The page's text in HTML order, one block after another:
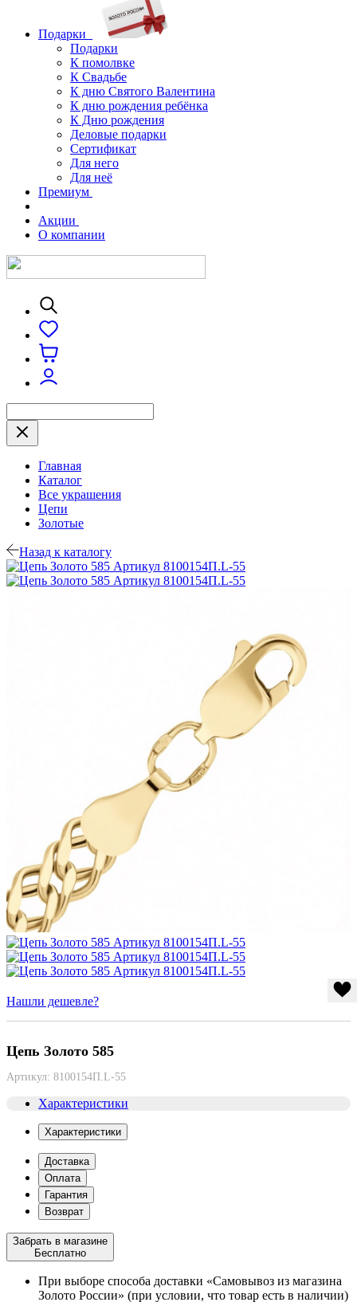
Подарки
Подарки
К помолвке
К Свадьбе
К дню Святого Валентина
К дню рождения ребёнка
К Дню рождения
Деловые подарки
Сертификат
Для него
Для неё
Премиум
Акции
О компании
Главная
Каталог
Все украшения
Цепи
Золотые
Назад к каталогу
Нашли дешевле?
Цепь Золото 585
Артикул: 8100154П.L-55
Характеристики
Характеристики
Доставка
Оплата
Гарантия
Возврат
Забрать в магазине
Бесплатно
При выборе способа доставки «Самовывоз из магазина
Золото России» (при условии, что товар есть в наличии)